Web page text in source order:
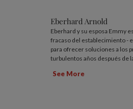
Eberhard Arnold
Eberhard y su esposa Emmy
fracaso del establecimiento -
para ofrecer soluciones a los
turbulentos años después de
See More